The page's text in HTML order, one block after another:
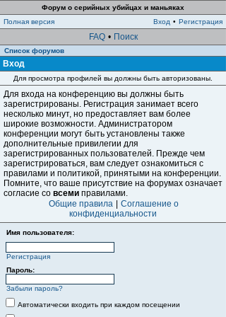
Форум о серийных убийцах и маньяках
Полная версия
Вход • Регистрация
FAQ • Поиск
Список форумов
Вход
Для просмотра профилей вы должны быть авторизованы.
Для входа на конференцию вы должны быть
зарегистрированы. Регистрация занимает всего
несколько минут, но предоставляет вам более
широкие возможности. Администратором
конференции могут быть установлены также
дополнительные привилегии для
зарегистрированных пользователей. Прежде чем
зарегистрироваться, вам следует ознакомиться с
правилами и политикой, принятыми на конференции.
Помните, что ваше присутствие на форумах означает
согласие со всеми правилами.
Общие правила
Соглашение о
конфиденциальности
Имя пользователя:
Регистрация
Пароль:
Забыли пароль?
Автоматически входить при каждом посещении